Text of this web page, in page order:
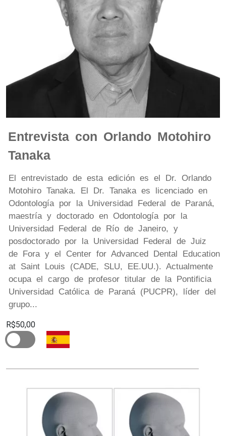
Entrevista con Orlando Motohiro
Tanaka
El entrevistado de esta edición es el Dr. Orlando
Motohiro Tanaka. El Dr. Tanaka es licenciado en
Odontología por la Universidad Federal de Paraná,
maestría y doctorado en Odontología por la
Universidad Federal de Río de Janeiro, y
posdoctorado por la Universidad Federal de Juiz
de Fora y el Center for Advanced Dental Education
at Saint Louis (CADE, SLU, EE.UU.). Actualmente
ocupa el cargo de profesor titular de la Pontificia
Universidad Católica de Paraná (PUCPR), líder del
grupo...
R$50,00